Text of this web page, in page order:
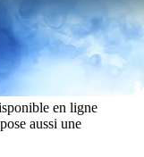
en ligne
aussi une